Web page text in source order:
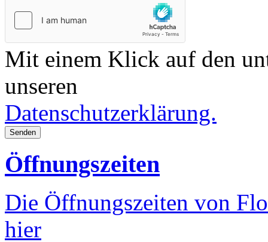
Mit einem Klick auf den
unseren
Datenschutzerklärung.
Senden
Öffnungszeiten
Die Öffnungszeiten von
hier